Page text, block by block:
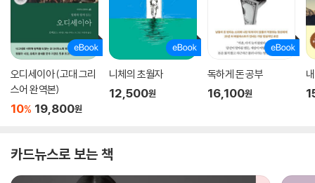
오디세이아 (고대 그리
스어 완역본)
10% 19,800원
니체의 초월자
12,500원
독하게 돈 공부
16,100원
카드뉴스로 보는 책